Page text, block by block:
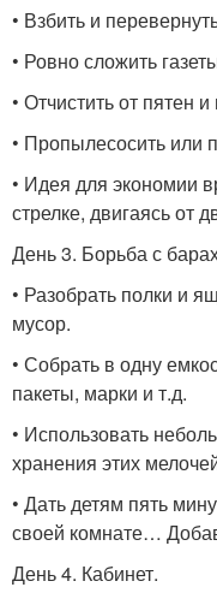
• Взбить и
• Ровно сложить
• Отчистить от пятен
• Пропылесосить или
• Идея для экономии
стрелке, двигаясь от
День 3. Борьба с
• Разобрать полки и
мусор.
• Собрать в одну
пакеты, марки и т.д.
• Использовать
хранения этих
• Дать детям пять
своей комнате…
День 4. Кабинет.